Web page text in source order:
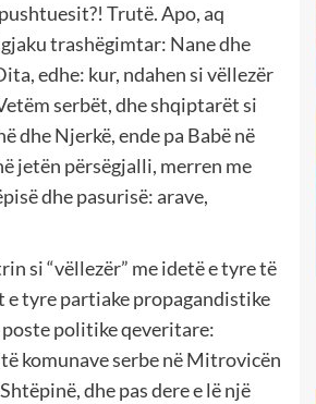
Trutë. Apo, aq
trashëgimtar: Nane dhe
edhe: kur, ndahen si vëllezër
serbët, dhe shqiptarët si
dhe Njerkë, ende pa Babë në
jetën përsëgjalli, merren me
dhe pasurisë: arave,
si “vëllezër” me idetë e tyre të
e tyre partiake propagandistike
politike qeveritare:
komunave serbe në Mitrovicën
dhe pas dere e lë një